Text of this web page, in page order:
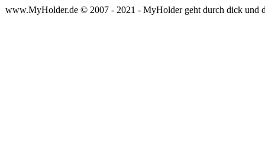
www.MyHolder.de © 2007 - 2021 - MyHolder geht durch dick und